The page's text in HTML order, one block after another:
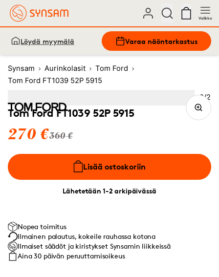
Valikko
Löydä myymälä Varaa näöntarkastus
Synsam Aurinkolasit
Tom Ford
Tom Ford FT1039 52P 5915
Tom Ford FT1039 52P 5915
270 €360 €
Lisää ostoskoriin
Lähetetään 1-2 arkipäivässä
Nopea toimitus
Ilmainen palautus, kokeile rauhassa kotona
Ilmaiset säädöt ja kiristykset Synsamin liikkeissä
Aina 30 päivän peruuttamisoikeus
Kuva
2/2
Image (Current image)